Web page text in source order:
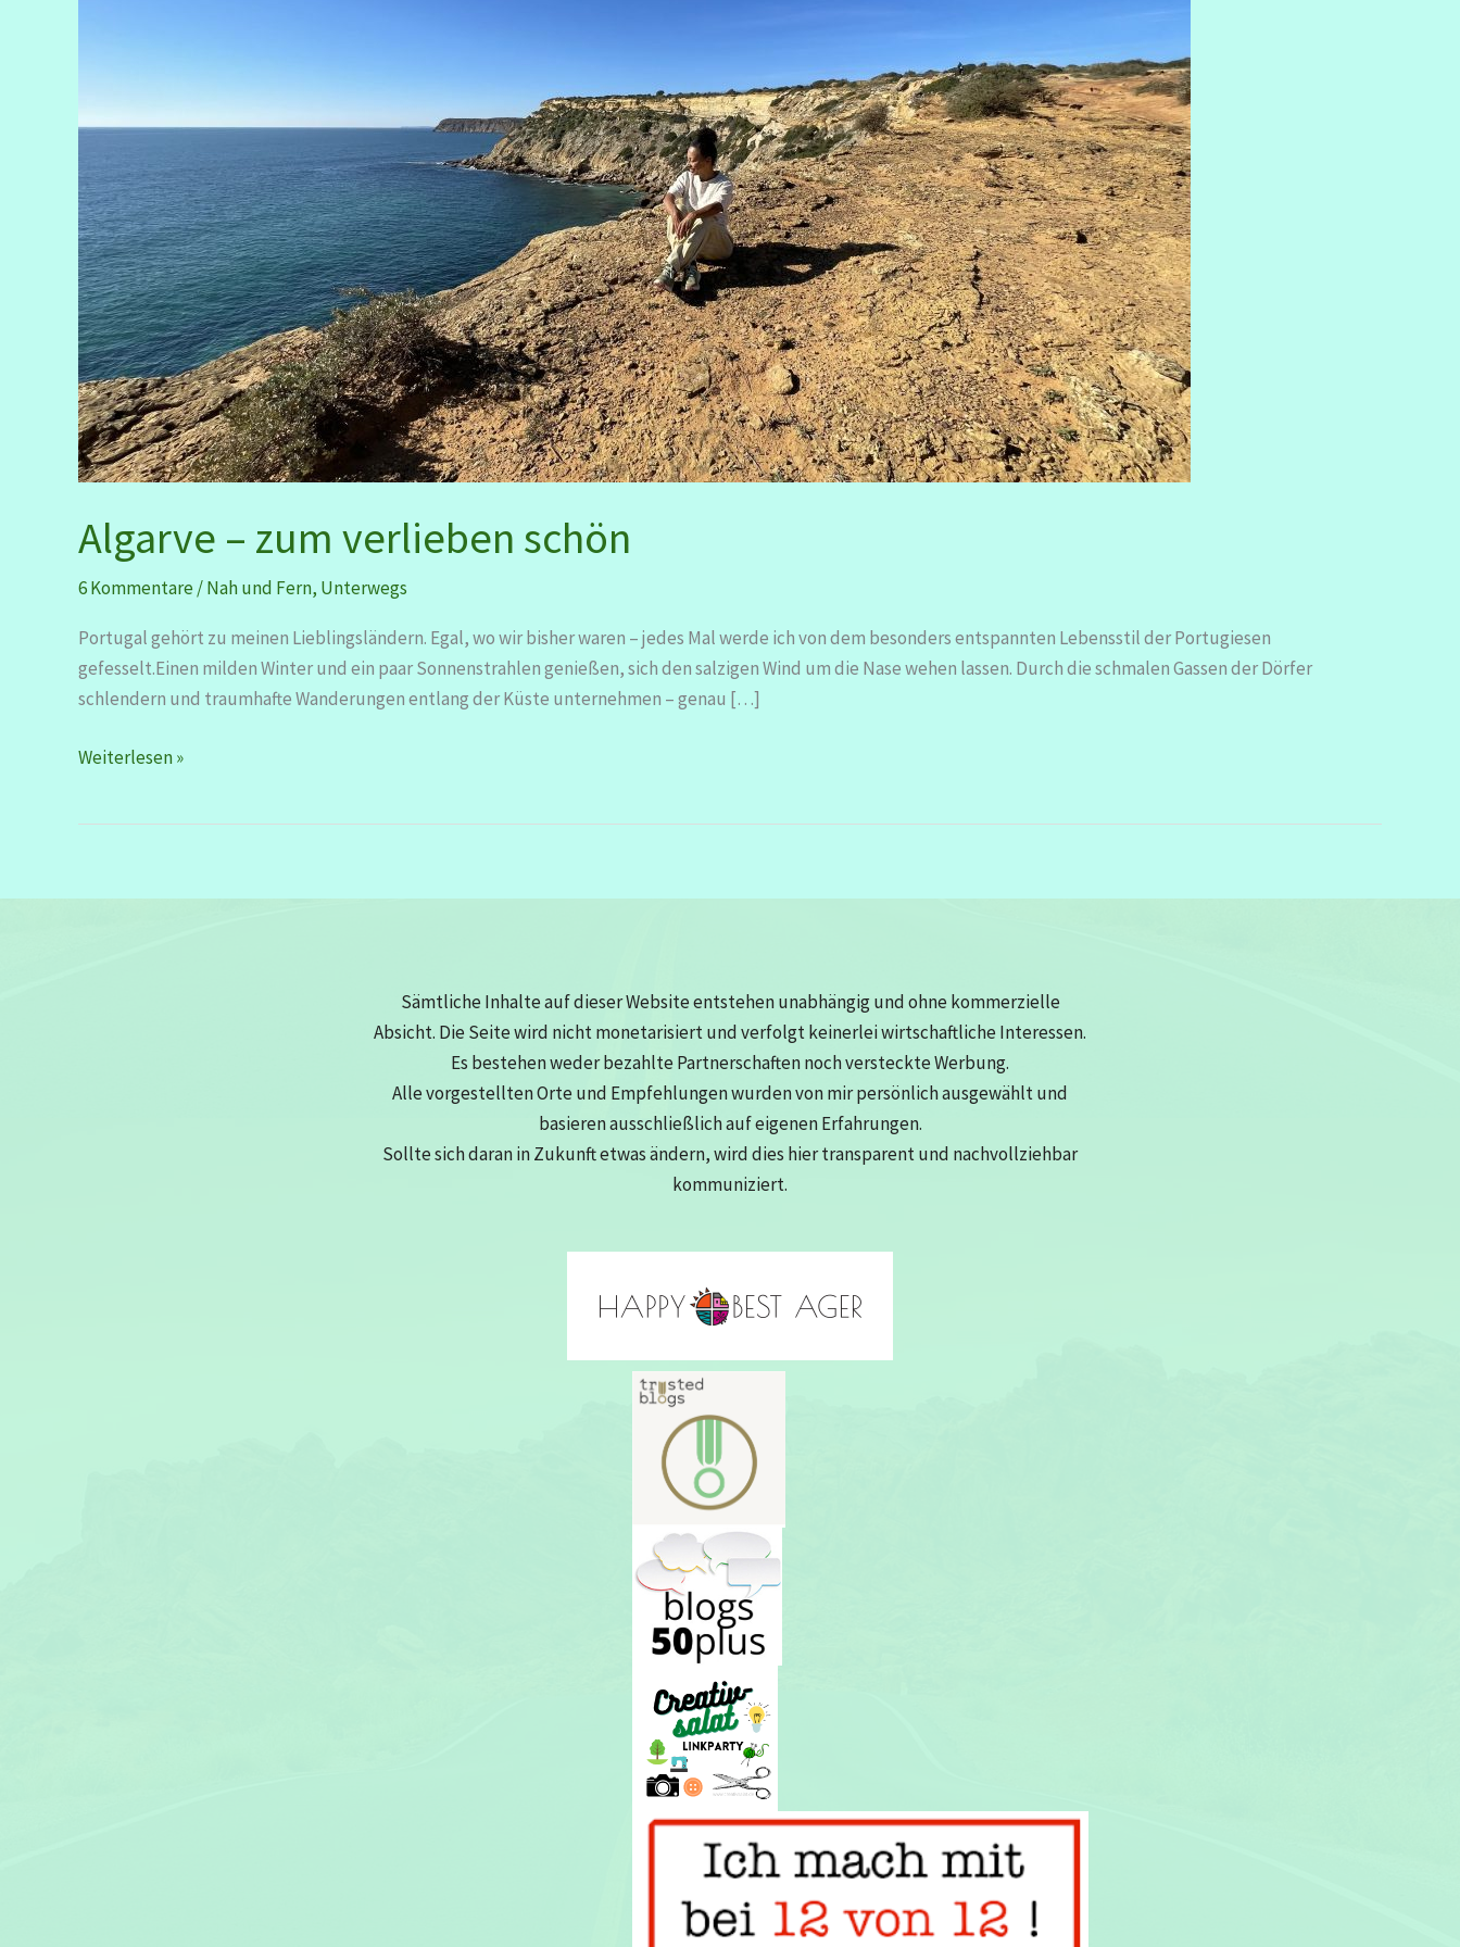
Algarve – zum verlieben schön
6 Kommentare/Nah und Fern, Unterwegs
Portugal gehört zu meinen Lieblingsländern. Egal, wo wir bisher waren – jedes Mal werde ich von dem besonders entspannten Lebensstil der Portugiesen
gefesselt.Einen milden Winter und ein paar Sonnenstrahlen genießen, sich den salzigen Wind um die Nase wehen lassen. Durch die schmalen Gassen der Dörfer
schlendern und traumhafte Wanderungen entlang der Küste unternehmen – genau […]
Algarve
Weiterlesen »
Sämtliche Inhalte auf dieser Website entstehen unabhängig und ohne kommerzielle
Absicht. Die Seite wird nicht monetarisiert und verfolgt keinerlei wirtschaftliche Interessen.
Es bestehen weder bezahlte Partnerschaften noch versteckte Werbung.
Alle vorgestellten Orte und Empfehlungen wurden von mir persönlich ausgewählt und
basieren ausschließlich auf eigenen Erfahrungen.
Sollte sich daran in Zukunft etwas ändern, wird dies hier transparent und nachvollziehbar
kommuniziert.